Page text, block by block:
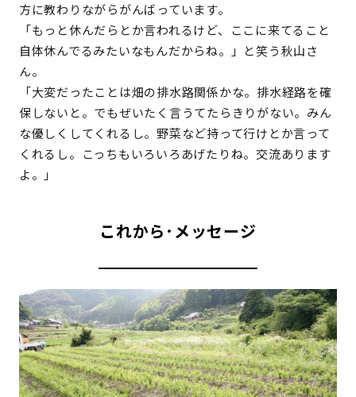
方に教わりながらがんばっています。
「もっと休んだらとか言われるけど、ここに来てること
自体休んでるみたいなもんだからね。」と笑う秋山さ
ん。
「大変だったことは畑の排水路関係かな。排水経路を確
保しないと。でもぜいたく言うてたらきりがない。みん
な優しくしてくれるし。野菜など持って行けとか言って
くれるし。こっちもいろいろあげたりね。交流あります
よ。」
これから･メッセージ